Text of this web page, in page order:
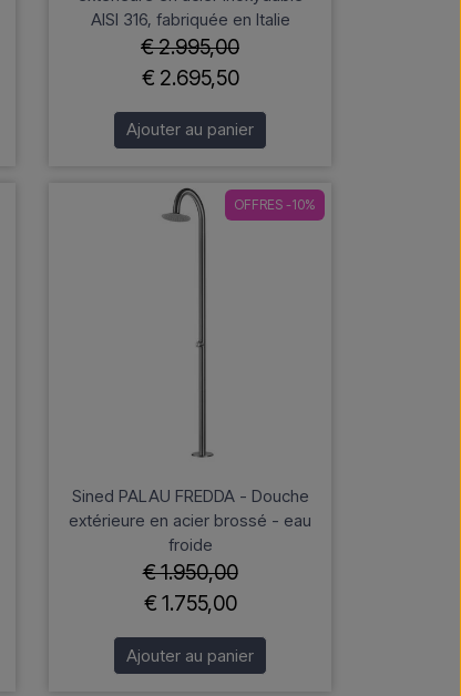
AISI 316, fabriquée en Italie
€ 2.995,00
€ 2.695,50
Ajouter au panier
OFFRES -10%
Sined PALAU FREDDA - Douche
extérieure en acier brossé - eau
froide
€ 1.950,00
€ 1.755,00
Ajouter au panier